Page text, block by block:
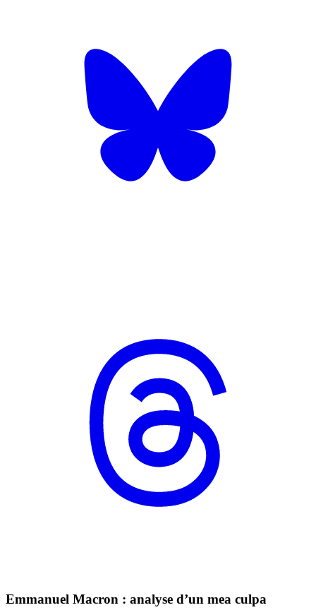
Emmanuel Macron : analyse d’un mea culpa